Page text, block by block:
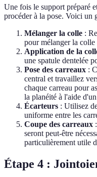
Une fois le support préparé
procéder à la pose. Voici un
Mélanger la colle :
pour mélanger la colle
Application de la
une spatule dentelée
Pose des carreaux :
central et travaillez
chaque carreau pour
la planéité à l'aide
Écarteurs : Utilisez
uniforme entre les
Coupe des carreaux
seront peut-être
particulièrement utile
Étape 4 :